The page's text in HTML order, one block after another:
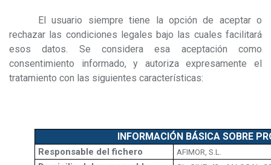
El usuario siempre tiene la opción de aceptar o
rechazar las condiciones legales bajo las cuales facilitará
esos datos. Se considera esa aceptación como
consentimiento informado, y autoriza expresamente el
tratamiento con las siguientes características:
INFORMACIÓN BÁSICA SOBRE
Responsable del fichero AFIMOR, S.L.